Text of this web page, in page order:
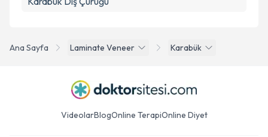
Ana Sayfa Laminate Veneer Karabük
VideolarBlogOnline TerapiOnline Diyet